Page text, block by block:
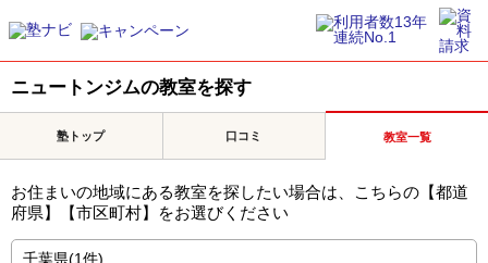
ニュートンジムの教室を探す
塾トップ 口コミ 教室一覧
お住まいの地域にある教室を探したい場合は、こちらの【都道
府県】【市区町村】をお選びください